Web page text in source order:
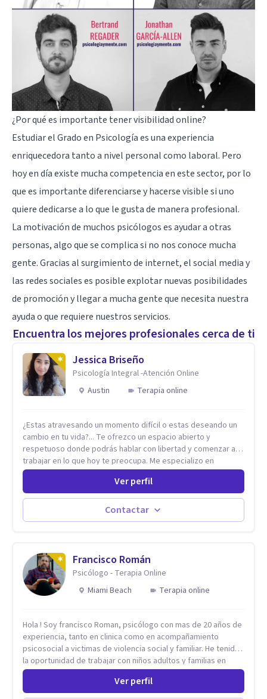
¿Por qué es importante tener visibilidad online?
Estudiar el Grado en Psicología es una experiencia
enriquecedora tanto a nivel personal como laboral. Pero
hoy en día existe mucha competencia en este sector, por lo
que es importante diferenciarse y hacerse visible si uno
quiere dedicarse a lo que le gusta de manera profesional.
La motivación de muchos psicólogos es ayudar a otras
personas, algo que se complica si no nos conoce mucha
gente. Gracias al surgimiento de internet, el social media y
las redes sociales es posible explotar nuevas posibilidades
de promoción y llegar a mucha gente que necesita nuestra
ayuda o que requiere nuestros servicios.
Encuentra los mejores profesionales cerca de ti
Jessica Briseño
Psicología Integral -Atención Online
Austin
Terapia online
¿Estas atravesando un momento difícil o estas deseando un
cambio en tu vida?... Te ofrezco un espacio abierto y
respetuoso donde podrás hablar con libertad y comenzar a
trabajar en lo que hoy te preocupa. Me especializo en
Trastornos de Ansiedad y a lo largo de mi experiencia
profesional he acompañado a muchas Familias y Parejas con
distintas problemáticas como el manejo del estrés,
Autoestima, Gestión de la Ira, Depresión, Retos en la Crianza,
Codependencia, Celos, entre otros. Cuento con más de 12
Adolescentes y Adultos
Ver perfil
Contactar
Francisco Román
Psicólogo - Terapia Online
Miami Beach
Terapia online
Hola ! Soy francisco Roman, psicólogo con mas de 20 años de
experiencia, tanto en clinica como en acompañamiento
psicosocial a victimas de violencia social y familiar. He tenido
la oportunidad de trabajar con niños adultos y familias en
todos los espacios y esto me ha dado un una variedad de
aprendizajes que ahora pongo a tu disposicion. En la
actualidad puedo atenderte de manera presencial y/o virtual,
Ver perfil